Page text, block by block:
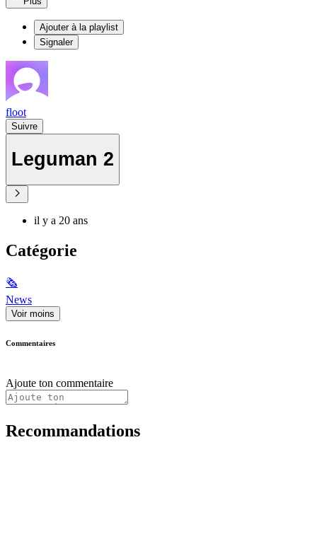
Ajouter à la playlist
Signaler
floot
Suivre
Leguman 2
il y a 20 ans
Catégorie
🗞
News
Voir moins
Commentaires
Ajoute ton commentaire
Recommandations